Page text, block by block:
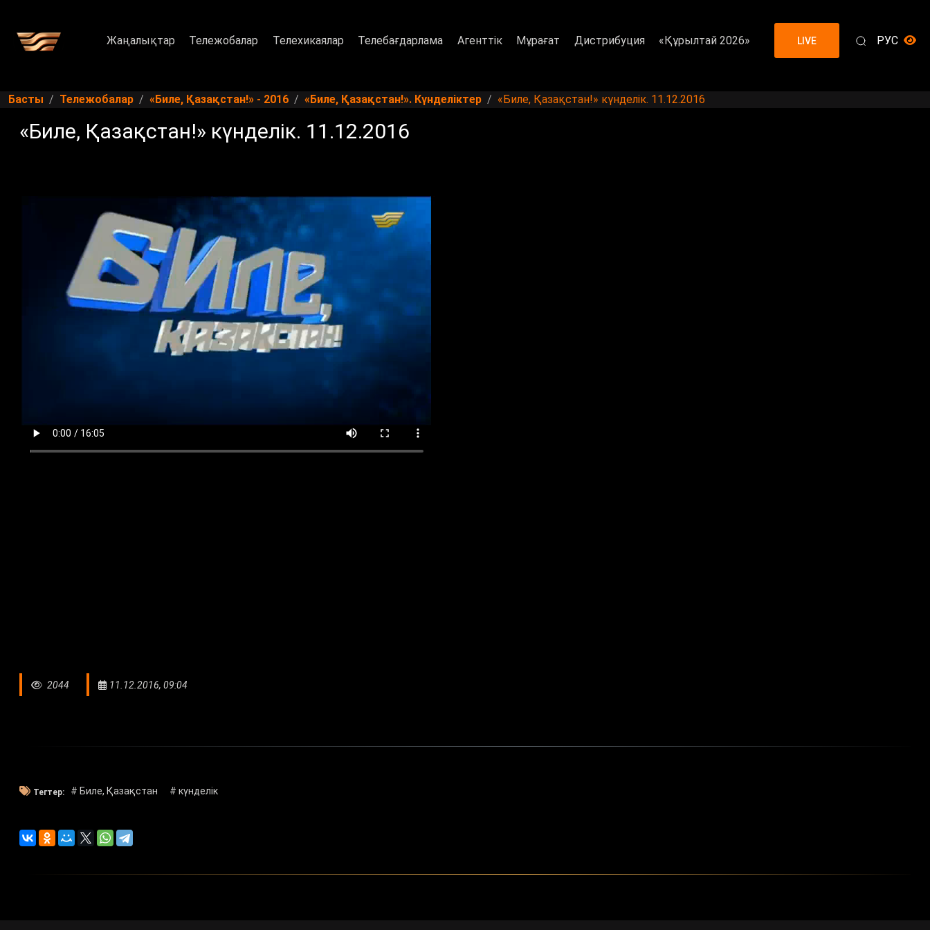
Жаңалықтар Тележобалар Телехикаялар Телебағдарлама Агенттік Мұрағат Дистрибуция «Құрылтай 2026» LIVE РУС
Басты Тележобалар «Биле, Қазақстан!» - 2016 «Биле, Қазақстан!». Күнделіктер «Биле, Қазақстан!» күнделік. 11.12.2016
«Биле, Қазақстан!» күнделік. 11.12.2016
2044 11.12.2016, 09:04
Тегтер: # Биле, Қазақстан # күнделік